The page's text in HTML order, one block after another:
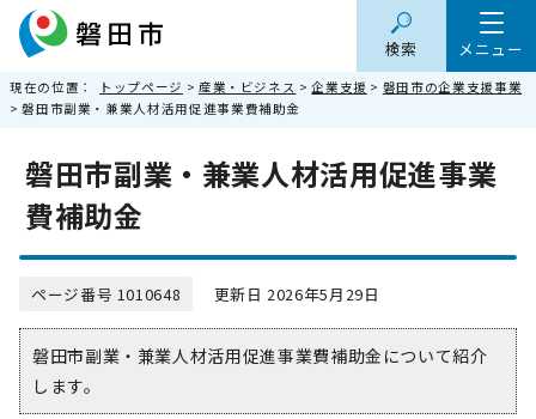
メニュー
検索
現在の位置： トップページ > 産業・ビジネス >企業支援 > 磐田市の企業支援事業
> 磐田市副業・兼業人材活用促進事業費補助金
磐田市副業・兼業人材活用促進事業
費補助金
ページ番号 1010648 更新日 2026年5月29日
磐田市副業・兼業人材活用促進事業費補助金について紹介
します。